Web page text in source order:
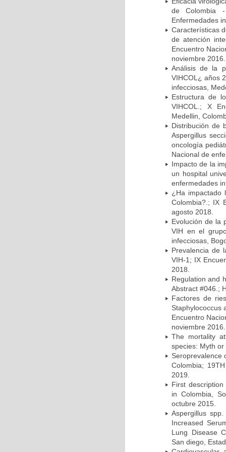
de Colombia
Enfermedades
Características
de atención
Encuentro
noviembre 2016.
Análisis de la
VIHCOL¿ años
infecciosas,
Estructura de
VIHCOL.; X
Medellin,
Distribución de
Aspergillus
oncología
Nacional de
Impacto de la
un hospital
enfermedades
¿Ha impactado
Colombia?.; IX
agosto 2018.
Evolución de la
VIH en el
infecciosas,
Prevalencia de
VIH-1; IX
2018.
Regulation and
Abstract #046.;
Factores de
Staphylococcus
Encuentro
noviembre 2016.
The mortality
species: Myth
Seroprevalence
Colombia;
2019.
First
in Colombia,
octubre 2015.
Aspergillus
Increased
Lung Disease
San diego,